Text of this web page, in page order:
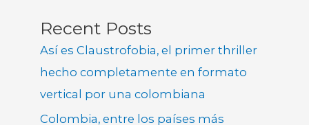
Recent Posts
Así es Claustrofobia, el primer thriller
hecho completamente en formato
vertical por una colombiana
Colombia, entre los países más